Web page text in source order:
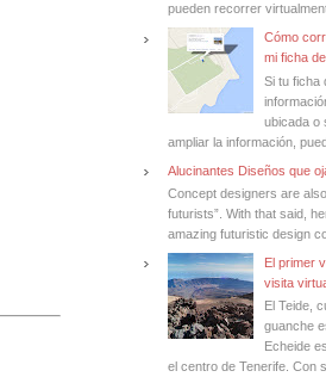
pueden recorrer
Cómo
mi ficha
Si tu ficha
ubicada o
ampliar la información,
Alucinantes Diseños que
Concept designers are
futurists”. With that said,
amazing futuristic design
El primer
visita
El Teide,
guanche
Echeide
el centro de Tenerife. Con